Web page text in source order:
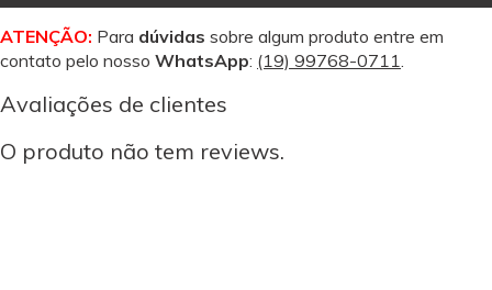
ATENÇÃO: Para dúvidas sobre algum produto entre em
contato pelo nosso WhatsApp: (19) 99768-0711.
Avaliações de clientes
O produto não tem reviews.